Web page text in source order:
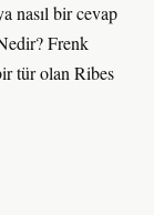
nasıl bir cevap
Frenk
tür olan Ribes